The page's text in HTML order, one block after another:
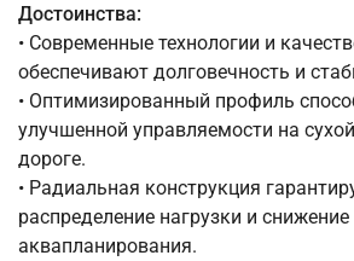
Достоинства:
• Современные технологии и
обеспечивают долговечность и
• Оптимизированный профиль
улучшенной управляемости на
дороге.
• Радиальная конструкция
распределение нагрузки и снижение
аквапланирования.